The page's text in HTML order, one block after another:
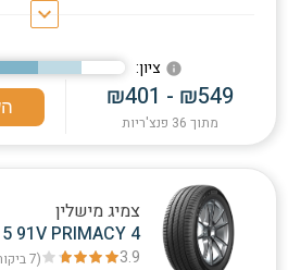
keyboard_arrow_down
:ציון info
₪401 - ₪549
מתוך 36 פנצ'ריות
צמיג מישלין
91V PRIMACY 4
3.9
(7